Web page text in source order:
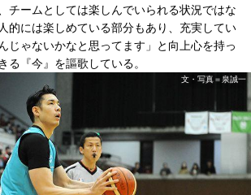
チームとしては楽しんでいられる状況ではな
的には楽しめている部分もあり、充実してい
じゃないかなと思ってます」と向上心を持っ
る『今』を謳歌している。
文・写真＝泉誠一